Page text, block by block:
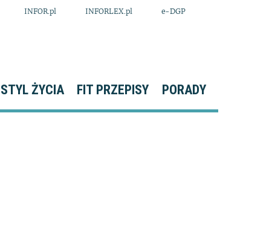
INFOR.pl INFORLEX.pl e-DGP
STYL ŻYCIA FIT PRZEPISY PORADY